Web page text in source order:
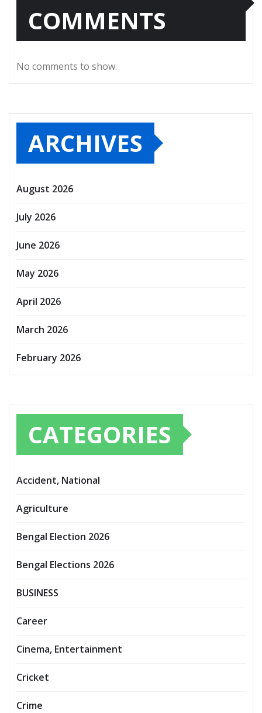
COMMENTS
No comments to show.
ARCHIVES
August 2026
July 2026
June 2026
May 2026
April 2026
March 2026
February 2026
CATEGORIES
Accident, National
Agriculture
Bengal Election 2026
Bengal Elections 2026
BUSINESS
Career
Cinema, Entertainment
Cricket
Crime